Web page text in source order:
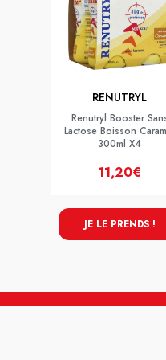
RENUTRYL
Renutryl Booster
Lactose Boisson
300ml X4
11,20€
JE LE PRENDS !